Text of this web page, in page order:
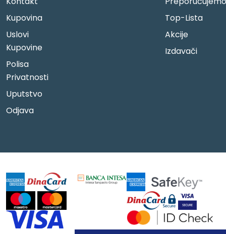
Kupovina
Uslovi
Kupovine
Polisa
Privatnosti
Uputstvo
Odjava
Top-Lista
Akcije
Izdavači